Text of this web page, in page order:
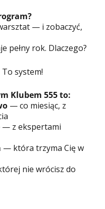
— i zobaczyć,
pełny rok. Dlaczego?
system!
Klubem 555 to:
— co miesiąc, z
— z ekspertami
— która trzyma Cię w
nie wrócisz do